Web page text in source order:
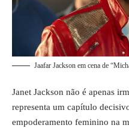
Jaafar Jackson em cena de
Janet Jackson não é apenas
representa um capítulo
empoderamento feminino na